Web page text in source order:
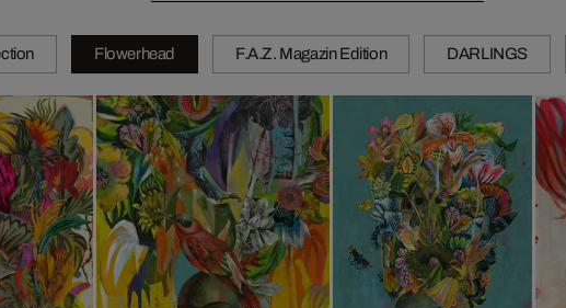
Flowerhead F.A.Z. Magazin Edition DARLINGS